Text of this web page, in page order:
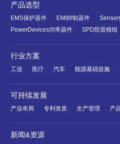
产品选型
EMS保护器件 EMI抑制器件
Sensor
PowerDevices功率器件
SPD防雷模组
行业方案
工业 医疗 汽车 能源基础设施
可持续发展
产业布局 专利资质 生产管理 产
新闻&资源